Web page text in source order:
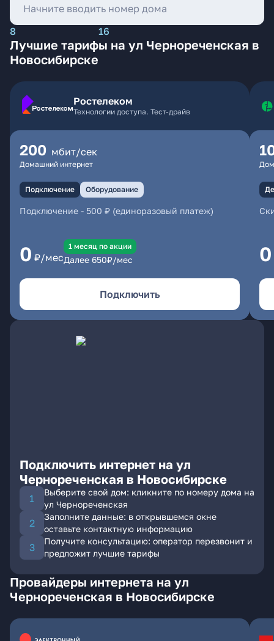
8 16
Лучшие тарифы на ул Чернореченская в
Новосибирске
Ростелеком
Технологии доступа. Тест-драйв
200 мбит/сек
Домашний интернет
Подключение Оборудование
Подключение - 500 ₽ (единоразовый платеж)
0 ₽/мес
1 месяц по акции
Далее 650₽/мес
Подключить
0
Подключить интернет на ул
Чернореченская в Новосибирске
Выберите свой дом: кликните по номеру дома на
ул Чернореченская
Заполните данные: в открывшемся окне
оставьте контактную информацию
Получите консультацию: оператор перезвонит и
предложит лучшие тарифы
Провайдеры интернета на ул
Чернореченская в Новосибирске